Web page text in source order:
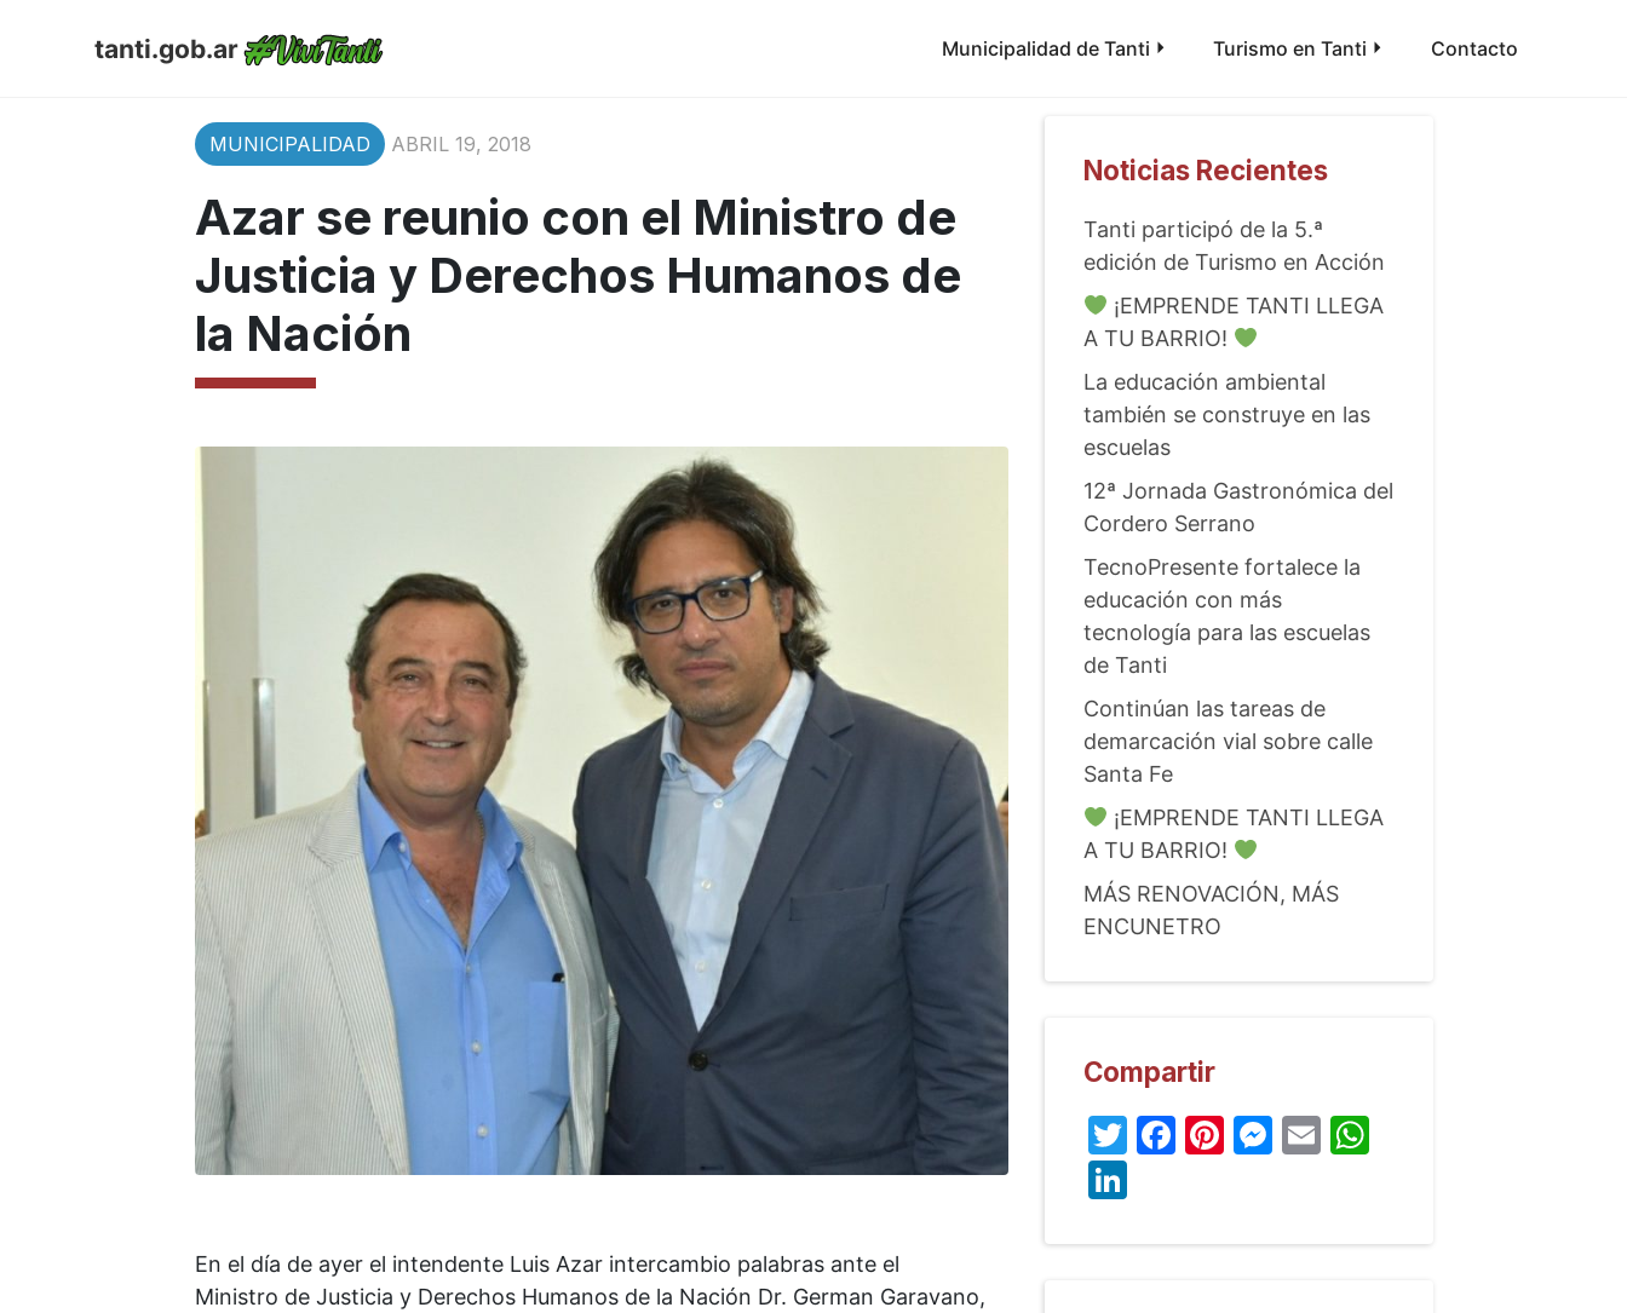
tanti.gob.ar Municipalidad de Tanti Turismo en Tanti Contacto
MUNICIPALIDAD ABRIL 19, 2018
Azar se reunio con el Ministro de
Justicia y Derechos Humanos de
la Nación
En el día de ayer el intendente Luis Azar intercambio palabras ante el
Ministro de Justicia y Derechos Humanos de la Nación Dr. German Garavano,
Noticias Recientes
Tanti participó de la 5.ª
edición de Turismo en Acción
¡EMPRENDE TANTI LLEGA
A TU BARRIO!
La educación ambiental
también se construye en las
escuelas
12ª Jornada Gastronómica del
Cordero Serrano
TecnoPresente fortalece la
educación con más
tecnología para las escuelas
de Tanti
Continúan las tareas de
demarcación vial sobre calle
Santa Fe
¡EMPRENDE TANTI LLEGA
A TU BARRIO!
MÁS RENOVACIÓN, MÁS
ENCUNETRO
Compartir
Twitter
Facebook
Pinterest
Messenger
EmailWhatsApp
LinkedIn